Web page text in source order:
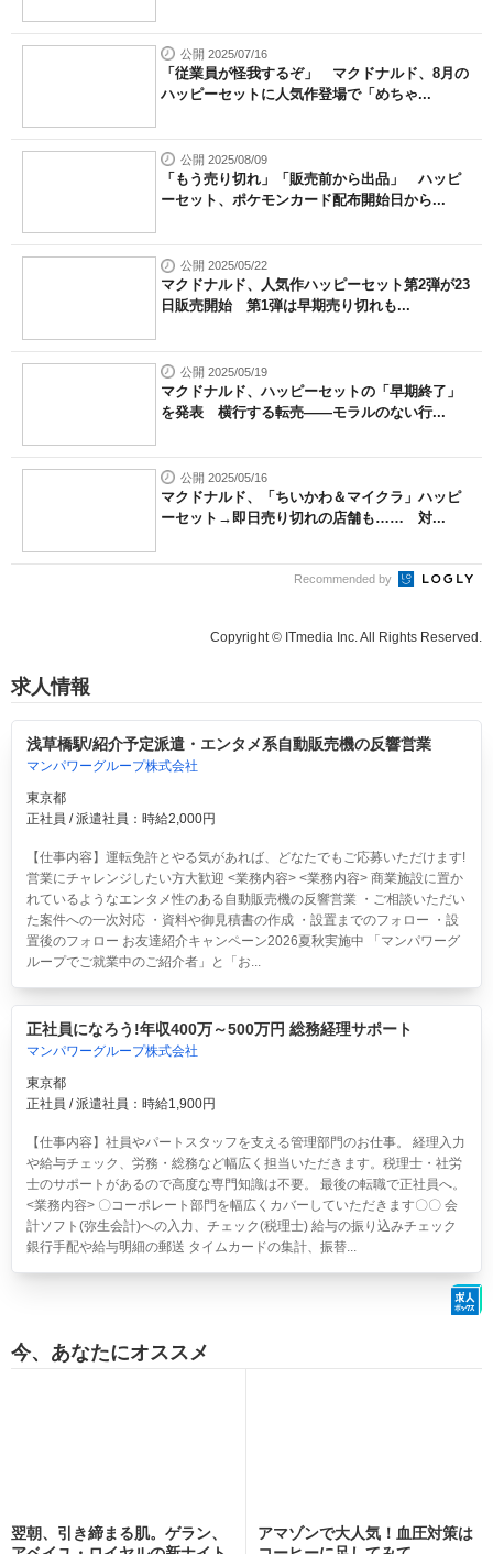
公開 2025/07/16
「従業員が怪我するぞ」 マクドナルド、8月の
ハッピーセットに人気作登場で「めちゃ...
公開 2025/08/09
「もう売り切れ」「販売前から出品」 ハッピ
ーセット、ポケモンカード配布開始日から...
公開 2025/05/22
マクドナルド、人気作ハッピーセット第2弾が23
日販売開始 第1弾は早期売り切れも...
公開 2025/05/19
マクドナルド、ハッピーセットの「早期終了」
を発表 横行する転売――モラルのない行...
公開 2025/05/16
マクドナルド、「ちいかわ＆マイクラ」ハッピ
ーセット→即日売り切れの店舗も…… 対...
Recommended by
Copyright © ITmedia Inc. All Rights Reserved.
求人情報
浅草橋駅/紹介予定派遣・エンタメ系自動販売機の反響営業
マンパワーグループ株式会社
東京都
正社員 / 派遣社員：時給2,000円
【仕事内容】運転免許とやる気があれば、どなたでもご応募いただけます!
営業にチャレンジしたい方大歓迎 <業務内容> <業務内容> 商業施設に置か
れているようなエンタメ性のある自動販売機の反響営業 ・ご相談いただい
た案件への一次対応 ・資料や御見積書の作成 ・設置までのフォロー ・設
置後のフォロー お友達紹介キャンペーン2026夏秋実施中 「マンパワーグ
ループでご就業中のご紹介者」と「お...
正社員になろう!年収400万～500万円 総務経理サポート
マンパワーグループ株式会社
東京都
正社員 / 派遣社員：時給1,900円
【仕事内容】社員やパートスタッフを支える管理部門のお仕事。 経理入力
や給与チェック、労務・総務など幅広く担当いただきます。税理士・社労
士のサポートがあるので高度な専門知識は不要。 最後の転職で正社員へ。
<業務内容> 〇コーポレート部門を幅広くカバーしていただきます〇〇 会
計ソフト(弥生会計)への入力、チェック(税理士) 給与の振り込みチェック
銀行手配や給与明細の郵送 タイムカードの集計、振替...
今、あなたにオススメ
翌朝、引き締まる肌。ゲラン、
アマゾンで大人気！血圧対策は